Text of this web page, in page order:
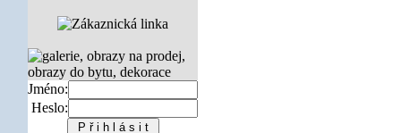
Jméno:
Heslo: